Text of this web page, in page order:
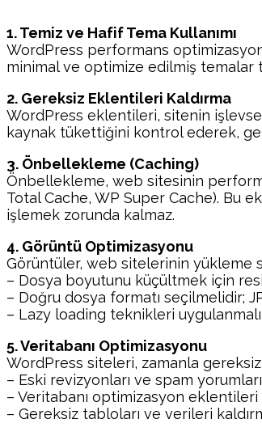
1. Temiz ve Hafif Tema Kullanımı
WordPress performans
minimal ve optimize edilmiş temalar
2. Gereksiz Eklentileri Kaldırma
WordPress eklentileri, sitenin
kaynak tükettiğini kontrol ederek,
3. Önbellekleme (Caching)
Önbellekleme, web sitesinin
Total Cache, WP Super Cache). Bu
işlemek zorunda kalmaz.
4. Görüntü Optimizasyonu
Görüntüler, web sitelerinin yükleme
– Dosya boyutunu küçültmek için
– Doğru dosya formatı seçilmelidir;
– Lazy loading teknikleri
5. Veritabanı Optimizasyonu
WordPress siteleri, zamanla
– Eski revizyonları ve spam
– Veritabanı optimizasyon
– Gereksiz tabloları ve verileri